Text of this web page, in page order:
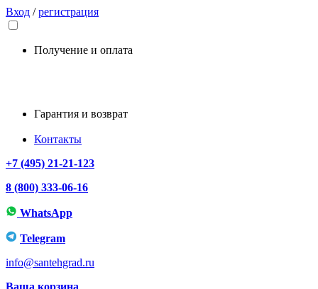
Вход /регистрация
Получение и оплата
Гарантия и возврат
Контакты
+7 (495) 21-21-123
8 (800) 333-06-16
WhatsApp
Telegram
info@santehgrad.ru
Ваша корзина